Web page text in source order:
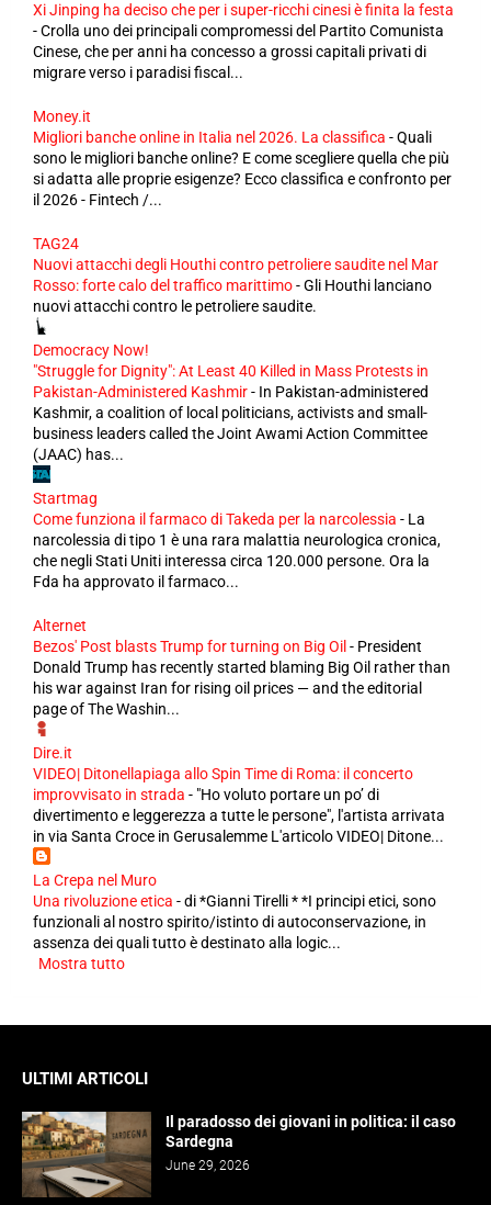
Xi Jinping ha deciso che per i super-ricchi cinesi è finita la festa
-Crolla uno dei principali compromessi del Partito Comunista
Cinese, che per anni ha concesso a grossi capitali privati di
migrare verso i paradisi fiscal...
Money.it
Migliori banche online in Italia nel 2026. La classifica -Quali
sono le migliori banche online? E come scegliere quella che più
si adatta alle proprie esigenze? Ecco classifica e confronto per
il 2026 - Fintech /...
TAG24
Nuovi attacchi degli Houthi contro petroliere saudite nel Mar
Rosso: forte calo del traffico marittimo-Gli Houthi lanciano
nuovi attacchi contro le petroliere saudite.
Democracy Now!
"Struggle for Dignity": At Least 40 Killed in Mass Protests in
Pakistan-Administered Kashmir- In Pakistan-administered
Kashmir, a coalition of local politicians, activists and small-
business leaders called the Joint Awami Action Committee
(JAAC) has...
Startmag
Come funziona il farmaco di Takeda per la narcolessia - La
narcolessia di tipo 1 è una rara malattia neurologica cronica,
che negli Stati Uniti interessa circa 120.000 persone. Ora la
Fda ha approvato il farmaco...
Alternet
Bezos' Post blasts Trump for turning on Big Oil - President
Donald Trump has recently started blaming Big Oil rather than
his war against Iran for rising oil prices — and the editorial
page of The Washin...
Dire.it
VIDEO| Ditonellapiaga allo Spin Time di Roma: il concerto
improvvisato in strada - "Ho voluto portare un po’ di
divertimento e leggerezza a tutte le persone", l'artista arrivata
in via Santa Croce in Gerusalemme L'articolo VIDEO| Ditone...
La Crepa nel Muro
Una rivoluzione etica -di *Gianni Tirelli * *I principi etici, sono
funzionali al nostro spirito/istinto di autoconservazione, in
assenza dei quali tutto è destinato alla logic...
Mostra tutto
ULTIMI ARTICOLI
Il paradosso dei giovani in politica: il caso
Sardegna
June 29, 2026